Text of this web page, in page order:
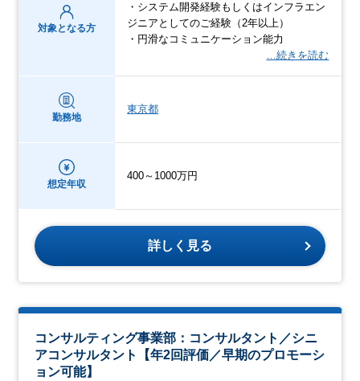
対象となる方
・システム開発経験もしくはインフラエン
ジニアとしてのご経験（2年以上）
・円滑なコミュニケーション能力
…続きを読む
勤務地
東京都
想定年収
400～1000万円
詳しく見る
コンサルティング事業部：コンサルタント／シニ
アコンサルタント【年2回評価／早期のプロモーシ
ョン可能】